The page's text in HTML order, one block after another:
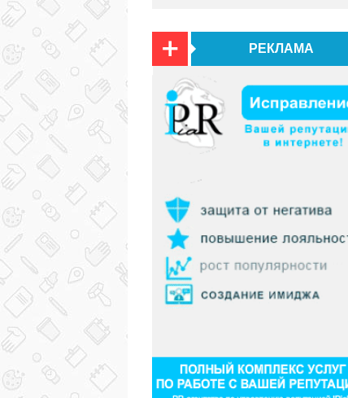
РЕКЛАМА